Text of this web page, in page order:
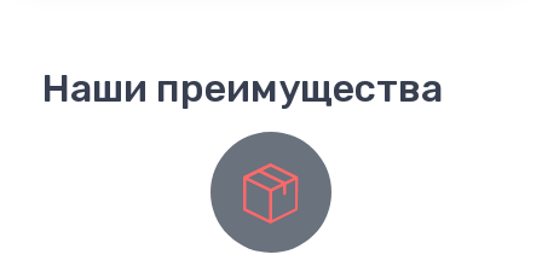
Наши преимущества